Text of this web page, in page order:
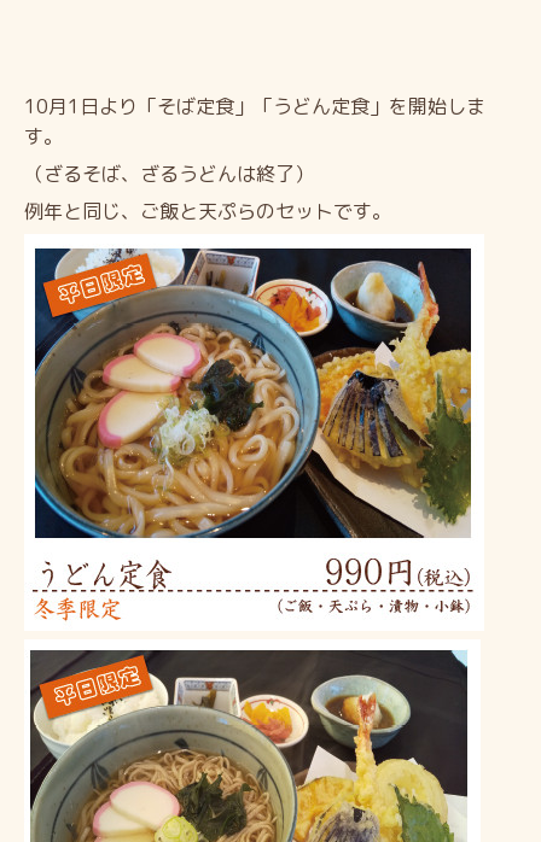
10月1日より「そば定食」「うどん定食」を開始しま
す。
（ざるそば、ざるうどんは終了）
例年と同じ、ご飯と天ぷらのセットです。